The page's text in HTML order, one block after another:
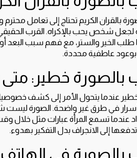
بالقران الكريم تحتاج إلى تعامل
شخص يحب بالإكراه. القرب الحقيقي
طلب الخير والستر، مع فهم سبب
بوعود عاطفية محددة.
بالصورة خطير:
عندما يتحول الأمر إلى كشف
في طرق غير واضحة. الصورة
عندما تسمع المرأة عبارات مثل خلال
إلى الانجراف بدل التفكير بهدوء.
بالصورة في